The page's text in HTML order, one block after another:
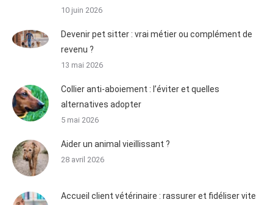
10 juin 2026
Devenir pet sitter : vrai métier ou complément de
revenu ?
13 mai 2026
Collier anti-aboiement : l’éviter et quelles
alternatives adopter
5 mai 2026
Aider un animal vieillissant ?
28 avril 2026
Accueil client vétérinaire : rassurer et fidéliser vite